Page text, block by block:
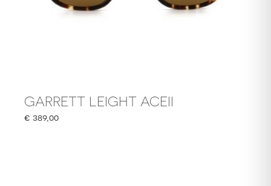
GARRETT LEIGHT ACEII
€ 389,00